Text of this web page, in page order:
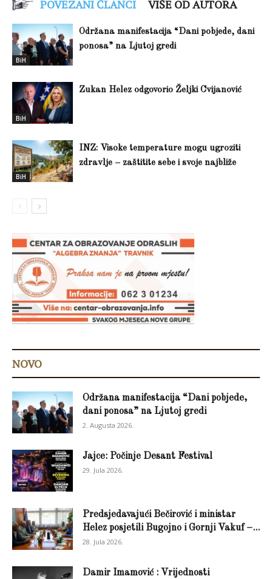
POVEZANI ČLANCI VIŠE OD AUTORA
BiH
Održana manifestacija “Dani pobjede, dani
ponosa” na Ljutoj gredi
BiH
Zukan Helez odgovorio Željki Cvijanović
BiH
INZ: Visoke temperature mogu ugroziti
zdravlje – zaštitite sebe i svoje najbliže
NOVO
Održana manifestacija “Dani pobjede,
dani ponosa” na Ljutoj gredi
2. Augusta 2026.
Jajce: Počinje Desant Festival
29. Jula 2026.
Predsjedavajući Bečirović i ministar
Helez posjetili Bugojno i Gornji Vakuf –...
28. Jula 2026.
Damir Imamović : Vrijednosti